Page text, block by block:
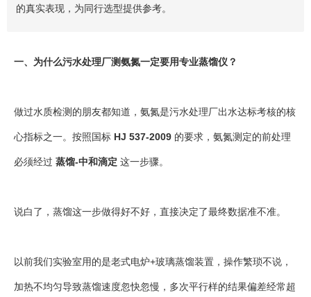
的真实表现，为同行选型提供参考。
一、为什么污水处理厂测氨氮一定要用专业蒸馏仪？
做过水质检测的朋友都知道，氨氮是污水处理厂出水达标考核的核
心指标之一。按照国标 HJ 537-2009 的要求，氨氮测定的前处理
必须经过 蒸馏-中和滴定 这一步骤。
说白了，蒸馏这一步做得好不好，直接决定了最终数据准不准。
以前我们实验室用的是老式电炉+玻璃蒸馏装置，操作繁琐不说，
加热不均匀导致蒸馏速度忽快忽慢，多次平行样的结果偏差经常超